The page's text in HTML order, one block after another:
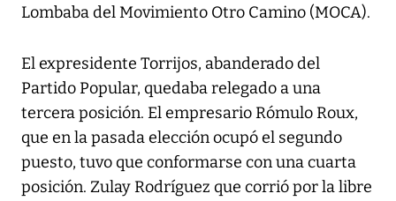
Lombaba del Movimiento Otro Camino (MOCA).
El expresidente Torrijos, abanderado del
Partido Popular, quedaba relegado a una
tercera posición. El empresario Rómulo Roux,
que en la pasada elección ocupó el segundo
puesto, tuvo que conformarse con una cuarta
posición. Zulay Rodríguez que corrió por la libre